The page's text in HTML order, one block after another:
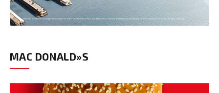
MAC DONALD»S